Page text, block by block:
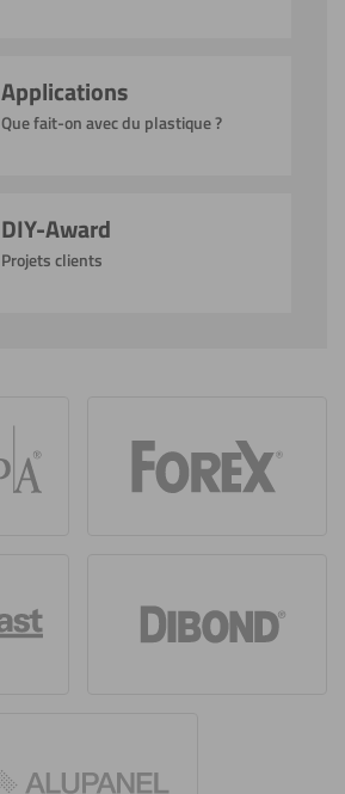
Applications
Que fait-on avec du plastique ?
DIY-Award
Projets clients